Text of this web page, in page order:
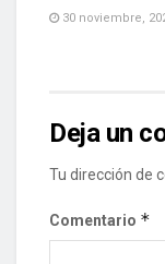
30 noviembre,
Deja un
Tu dirección de
Comentario *